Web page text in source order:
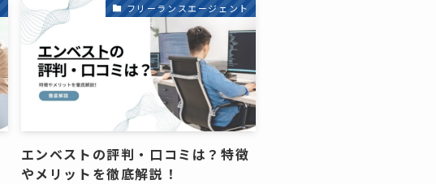
フリーランスエージェント
エンベストの評判・口コミは？特徴
やメリットを徹底解説！